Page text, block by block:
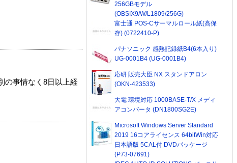
の事情なく8日以上経
256GBモデル
(OBSIX9/W/L1809/256G)
富士通 POS-Cサーマルロール紙(高保
存) (0722410-P)
パナソニック 感熱記録紙B4(6本入り)
UG-0001B4 (UG-0001B4)
応研 販売大臣 NX スタンドアロン
(OKN-423533)
大電 環境対応 1000BASE-T/X メディ
アコンバータ (DN1800SG2E)
Microsoft Windows Server Standard
2019 16コアライセンス 64bitWin対応
日本語版 5CAL付 DVDパッケージ
(P73-07691)